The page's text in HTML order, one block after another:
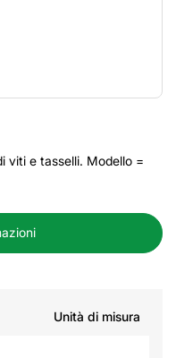
viti e tasselli. Modello =
Unità di misura